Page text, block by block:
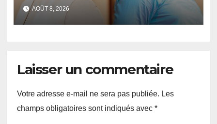
Faye sur la date des élections
locales
AOÛT 8, 2026
Laisser un commentaire
Votre adresse e-mail ne sera pas publiée. Les
champs obligatoires sont indiqués avec *